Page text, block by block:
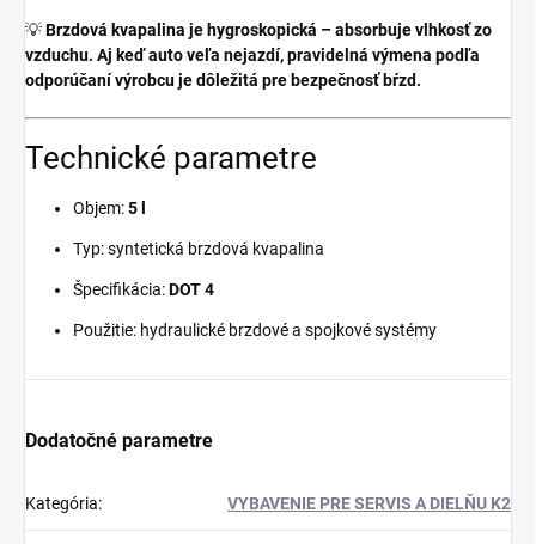
💡Brzdová kvapalina je hygroskopická – absorbuje vlhkosť zo
vzduchu. Aj keď auto veľa nejazdí, pravidelná výmena podľa
odporúčaní výrobcu je dôležitá pre bezpečnosť bŕzd.
Technické parametre
Objem:5 l
Typ: syntetická brzdová kvapalina
Špecifikácia:DOT 4
Použitie: hydraulické brzdové a spojkové systémy
Dodatočné parametre
Kategória: VYBAVENIE PRE SERVIS A DIELŇU K2